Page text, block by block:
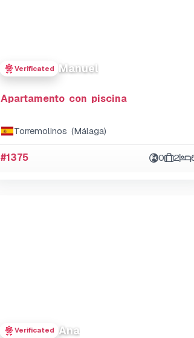
Verificated Manuel
Apartamento con piscina
Torremolinos (Málaga)
#1375 0 2
Verificated Ana